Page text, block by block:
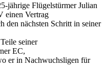
jährige Flügelstürmer Julian
einen Vertrag
den nächsten Schritt in seiner
seiner
EC,
er in Nachwuchsligen für